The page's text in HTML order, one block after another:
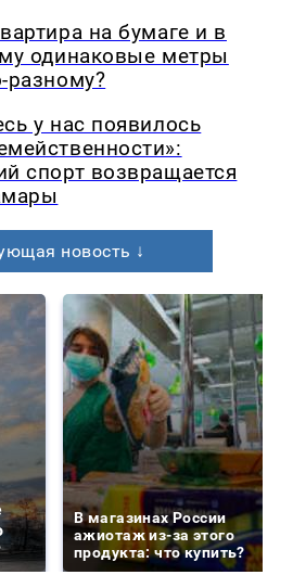
на бумаге и в
одинаковые метры
разному?
у нас появилось
спорт возвращается
новость ↓
В магазинах России
ажиотаж из-за этого
продукта: что купить?